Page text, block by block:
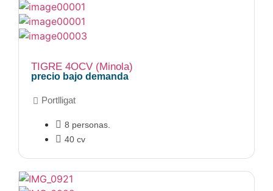
TIGRE 4OCV (Minola)
precio bajo demanda
Portlligat
8 personas.
40 cv